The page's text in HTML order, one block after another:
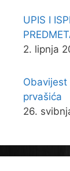
UPIS I
2. lipnja
prvašića
26.